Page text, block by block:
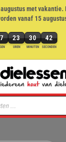
met vakantie.
vanaf 15
23
UREN
30
MINUTEN
42
SECONDEN